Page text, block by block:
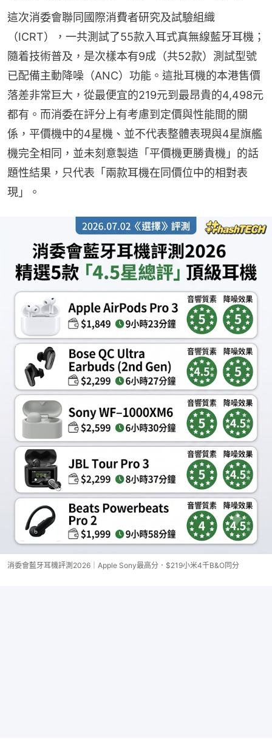
這次消委會聯同國際消費者研究及試驗組織
（ICRT），一共測試了55款入耳式真無線藍牙耳機；
隨着技術普及，是次樣本有9成（共52款）測試型號
已配備主動降噪（ANC）功能。這批耳機的本港售價
落差非常巨大，從最便宜的219元到最昂貴的4,498元
都有。而消委在評分上有考慮到定價與性能間的關
係，平價機中的4星機、並不代表整體表現與4星旗艦
機完全相同，並未刻意製造「平價機更勝貴機」的話
題性結果，只代表「兩款耳機在同價位中的相對表
現」。
消委會藍牙耳機評測2026｜Apple Sony最高分．$219小米4千B&O同分